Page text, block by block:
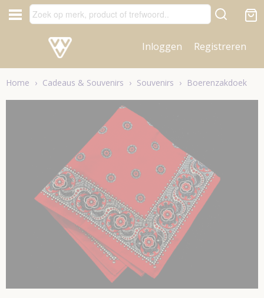
Inloggen Registreren
Home › Cadeaus & Souvenirs › Souvenirs › Boerenzakdoek